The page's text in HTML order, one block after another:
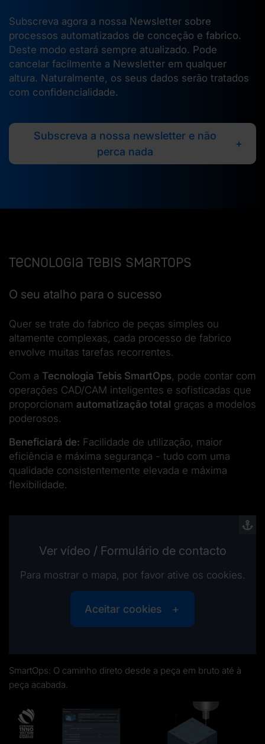
Subscreva agora a nossa Newsletter sobre
processos automatizados de conceção e fabrico.
Deste modo estará sempre atualizado. Pode
cancelar facilmente a Newsletter em qualquer
altura. Naturalmente, os seus dados serão tratados
com confidencialidade.
Subscreva a nossa newsletter e não
perca nada
Tecnologia Tebis SmartOps
O seu atalho para o sucesso
Quer se trate do fabrico de peças simples ou
altamente complexas, cada processo de fabrico
envolve muitas tarefas recorrentes.
Com a Tecnologia Tebis SmartOps, pode contar com
operações CAD/CAM inteligentes e sofisticadas que
proporcionam automatização total graças a modelos
poderosos.
Beneficiará de: Facilidade de utilização, maior
eficiência e máxima segurança - tudo com uma
qualidade consistentemente elevada e máxima
flexibilidade.
Ver vídeo / Formulário de contacto
Para mostrar o mapa, por favor ative os cookies.
Aceitar cookies
SmartOps: O caminho direto desde a peça em bruto até à
peça acabada.